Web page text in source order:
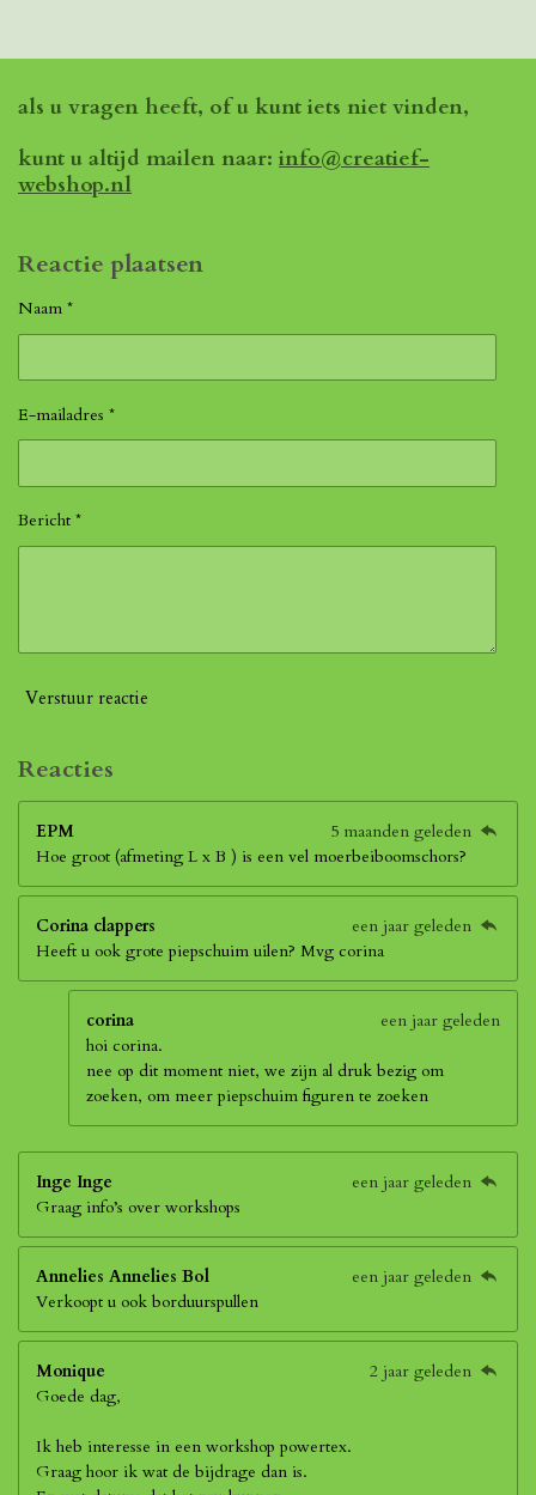
als u vragen heeft, of u kunt iets niet vinden,
kunt u altijd mailen naar: info@creatief-
webshop.nl
Reactie plaatsen
Naam *
E-mailadres *
Bericht *
Verstuur reactie
Reacties
EPM
5 maanden geleden
Hoe groot (afmeting L x B ) is een vel moerbeiboomschors?
Corina clappers
een jaar geleden
Heeft u ook grote piepschuim uilen? Mvg corina
corina
een jaar geleden
hoi corina.
nee op dit moment niet, we zijn al druk bezig om
zoeken, om meer piepschuim figuren te zoeken
Inge Inge
een jaar geleden
Graag info’s over workshops
Annelies Annelies Bol
een jaar geleden
Verkoopt u ook borduurspullen
Monique
2 jaar geleden
Goede dag,
Ik heb interesse in een workshop powertex.
Graag hoor ik wat de bijdrage dan is.